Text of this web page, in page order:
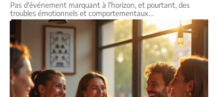
Pas d'événement marquant à l'horizon, et pourtant, des
troubles émotionnels et comportementaux…